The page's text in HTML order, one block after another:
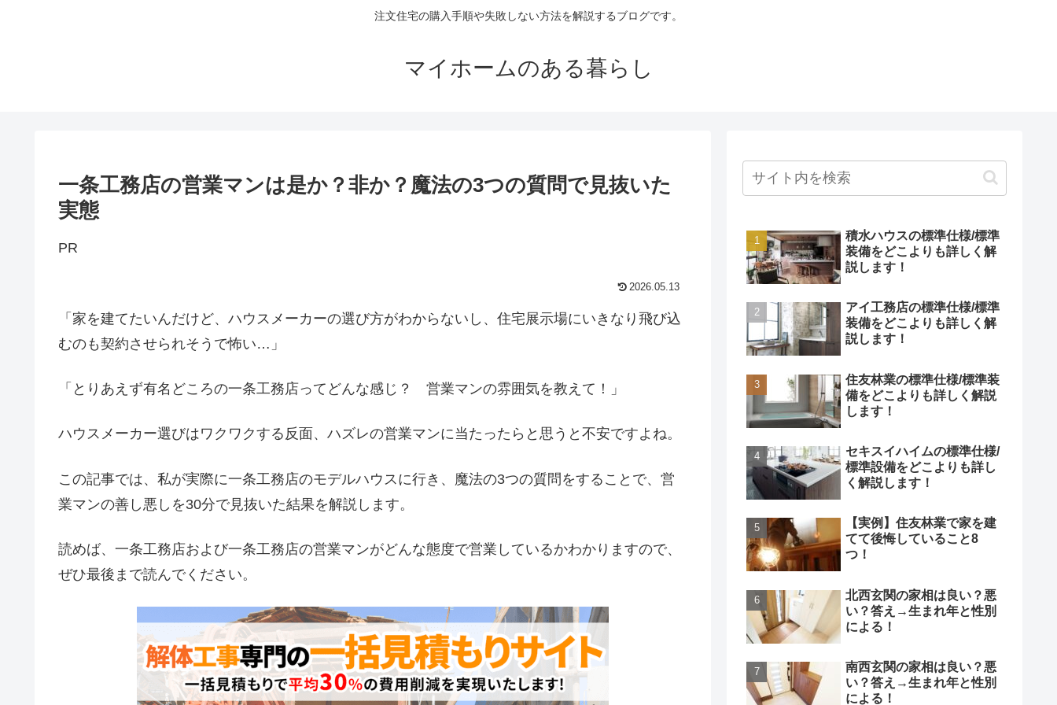
注文住宅の購入手順や失敗しない方法を解説するブログです。
マイホームのある暮らし
一条工務店の営業マンは是か？非か？魔法の3つの質問で見抜いた
実態
PR
2026.05.13
「家を建てたいんだけど、ハウスメーカーの選び方がわからないし、住宅展示場にいきなり飛び込
むのも契約させられそうで怖い…」
「とりあえず有名どころの一条工務店ってどんな感じ？ 営業マンの雰囲気を教えて！」
ハウスメーカー選びはワクワクする反面、ハズレの営業マンに当たったらと思うと不安ですよね。
この記事では、私が実際に一条工務店のモデルハウスに行き、魔法の3つの質問をすることで、営
業マンの善し悪しを30分で見抜いた結果を解説します。
読めば、一条工務店および一条工務店の営業マンがどんな態度で営業しているかわかりますので、
ぜひ最後まで読んでください。
積水ハウスの標準仕様/標準
装備をどこよりも詳しく解
説します！
アイ工務店の標準仕様/標準
装備をどこよりも詳しく解
説します！
住友林業の標準仕様/標準装
備をどこよりも詳しく解説
します！
セキスイハイムの標準仕様/
標準設備をどこよりも詳し
く解説します！
【実例】住友林業で家を建
てて後悔していること8
つ！
北西玄関の家相は良い？悪
い？答え→生まれ年と性別
による！
南西玄関の家相は良い？悪
い？答え→生まれ年と性別
による！